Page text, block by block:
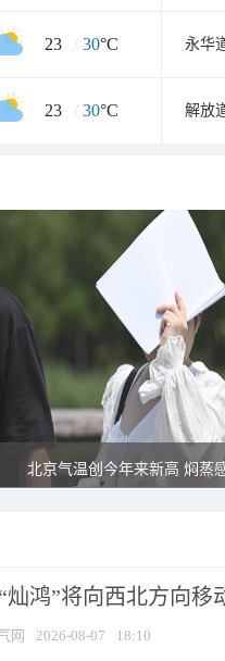
23 / 30°C 永华
23 / 30°C 解放
北京气温创今年来新高 焖蒸
灿鸿”将向西北方向移
网 2026-08-07 18:10